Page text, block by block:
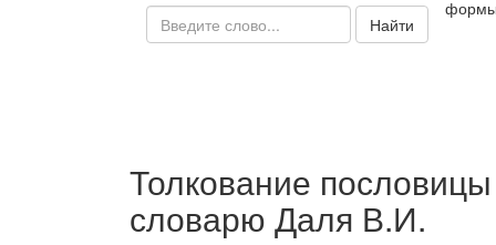
Найти
Толкование
словарю Даля В.И.